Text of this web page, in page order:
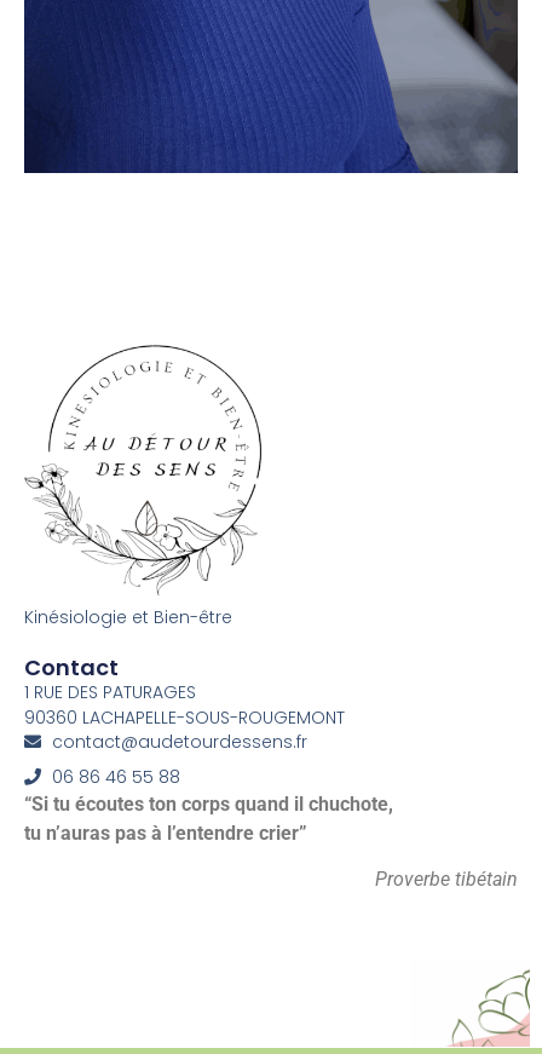
Kinésiologie et Bien-être
Contact
1 RUE DES PATURAGES
90360 LACHAPELLE-SOUS-ROUGEMONT
contact@audetourdessens.fr
06 86 46 55 88
“Si tu écoutes ton corps quand il chuchote,
tu n’auras pas à l’entendre crier”
Proverbe tibétain